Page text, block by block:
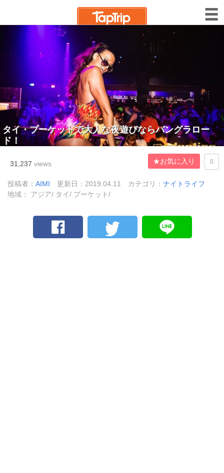
タイ・プーケットで大人な夜遊びならバングラロー
ド！
31,237 views ★お気に入り 0
投稿者： AIMI 更新日：2019.04.11 カテゴリ： ナイトライフ
地域： アジア/ タイ/ プーケット/